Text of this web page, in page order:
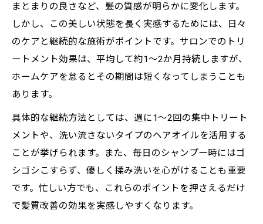
まとまりの良さなど、髪の質感が明らかに変化します。
しかし、この美しい状態を長く実感するためには、日々
のケアと継続的な施術がポイントです。サロンでのトリ
ートメント効果は、平均して約1〜2か月持続しますが、
ホームケアを怠るとその期間は短くなってしまうことも
あります。
具体的な継続方法としては、週に1〜2回の集中トリート
メントや、洗い流さないタイプのヘアオイルを活用する
ことが挙げられます。また、毎日のシャンプー時にはゴ
シゴシこすらず、優しく揉み洗いを心がけることも重要
です。忙しい方でも、これらのポイントを押さえるだけ
で髪質改善の効果を実感しやすくなります。